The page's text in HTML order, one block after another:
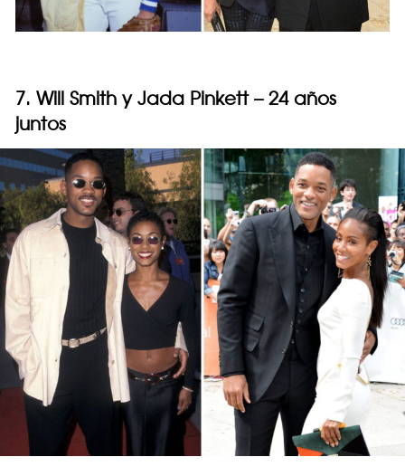
7. Will Smith y Jada Pinkett – 24 años
juntos